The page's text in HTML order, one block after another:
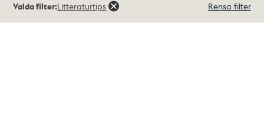
träffar
Valda filter:Litteraturtips Rensa filter